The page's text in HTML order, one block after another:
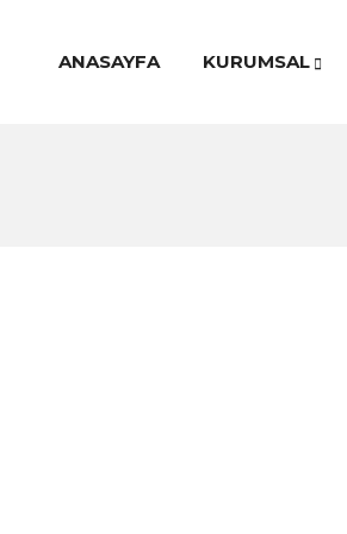
ANASAYFA KURUMSAL